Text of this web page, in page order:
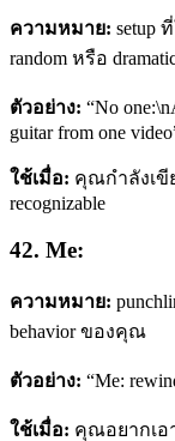
ความหมาย: setup
random หรือ
ตัวอย่าง: “No
guitar from one
ใช้เมื่อ: คุณกำลังเขี
recognizable
42. Me:
ความหมาย:
behavior ของคุณ
ตัวอย่าง: “Me:
ใช้เมื่อ: คุณอยากเอ